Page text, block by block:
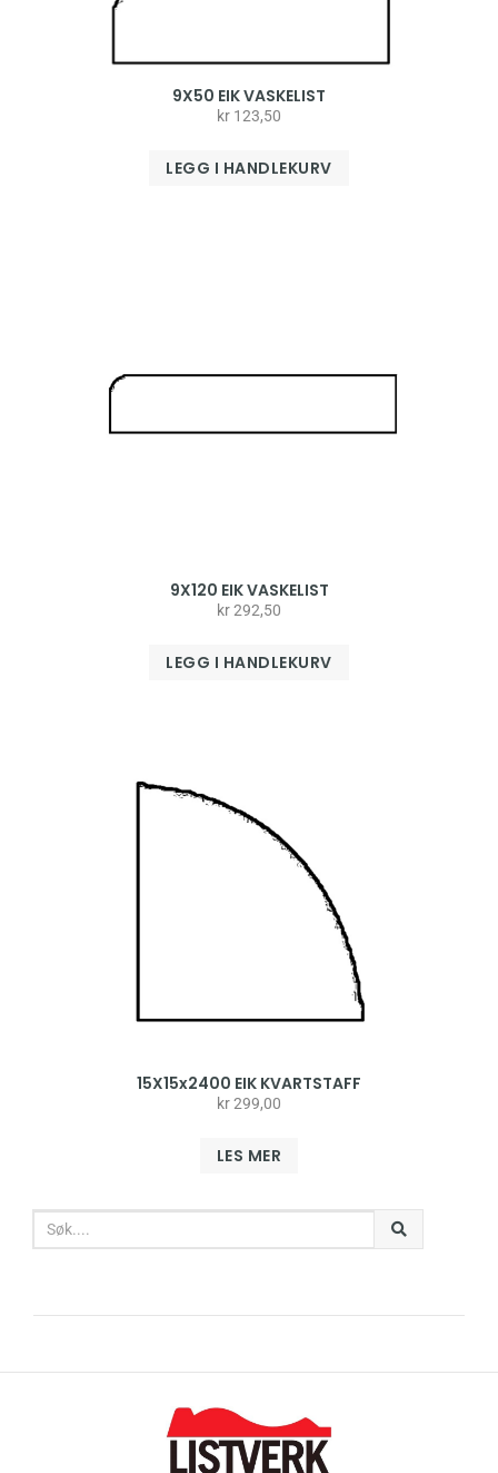
9X50 EIK VASKELIST
kr 123,50
LEGG I HANDLEKURV
9X120 EIK VASKELIST
kr292,50
LEGG I HANDLEKURV
15X15x2400 EIK KVARTSTAFF
kr299,00
LES MER